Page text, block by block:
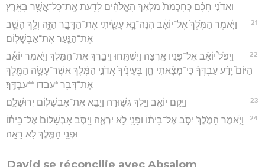
וַאדֹנִ֣י חָכָ֗ם כְּחָכְמַת֙ מַלְאַ֣ךְ הָאֱלֹהִ֔ים לָדַ֖עַת אֶֽת־כָּל־אֲשֶׁ֥ר בָּאָֽרֶץ׃
21
וַיֹּ֤אמֶר הַמֶּ֙לֶךְ֙ אֶל־יוֹאָ֔ב הִנֵּה־נָ֥א עָשִׂ֖יתִי אֶת־הַדָּבָ֣ר הַזֶּ֑ה וְלֵ֛ךְ הָשֵׁ֥ב
אֶת־הַנַּ֖עַר אֶת־אַבְשָׁלֽוֹם׃
22
וַיִּפֹּל֩ יוֹאָ֨ב אֶל־פָּנָ֥יו אַ֛רְצָה וַיִּשְׁתַּ֖חוּ וַיְבָ֣רֶךְ אֶת־הַמֶּ֑לֶךְ וַיֹּ֣אמֶר יוֹאָ֡ב
הַיּוֹם֩ יָדַ֨ע עַבְדְּךָ֜ כִּי־מָצָ֨אתִי חֵ֤ן בְּעֵינֶ֙יךָ֙ אֲדֹנִ֣י הַמֶּ֔לֶךְ אֲשֶׁר־עָשָׂ֥ה הַמֶּ֖לֶךְ
אֶת־דְּבַ֥ר *עבדו **עַבְדֶּֽךָ׃
23 וַיָּ֥קָם יוֹאָ֖ב וַיֵּ֣לֶךְ גְּשׁ֑וּרָה וַיָּבֵ֥א אֶת־אַבְשָׁל֖וֹם יְרוּשָׁלִָֽם׃
24
וַיֹּ֤אמֶר הַמֶּ֙לֶךְ֙ יִסֹּ֣ב אֶל־בֵּית֔וֹ וּפָנַ֖י לֹ֣א יִרְאֶ֑ה וַיִּסֹּ֤ב אַבְשָׁלוֹם֙ אֶל־בֵּית֔וֹ
וּפְנֵ֥י הַמֶּ֖לֶךְ לֹ֥א רָאָֽה׃
David se réconcilie avec Absalom